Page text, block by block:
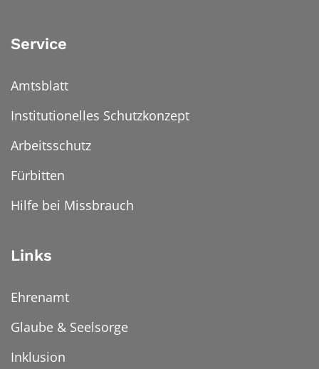
Service
Amtsblatt
Institutionelles Schutzkonzept
Arbeitsschutz
Fürbitten
Hilfe bei Missbrauch
Links
Ehrenamt
Glaube & Seelsorge
Inklusion